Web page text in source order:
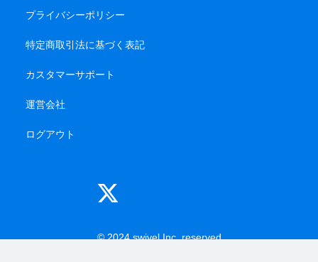
プライバシーポリシー
特定商取引法に基づく表記
カスタマーサポート
運営会社
ログアウト
© 2024 swivel Inc. reserved